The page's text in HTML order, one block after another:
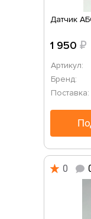
Датчик
1 950 ₽
Артикул:
Бренд:
Поставка:
0